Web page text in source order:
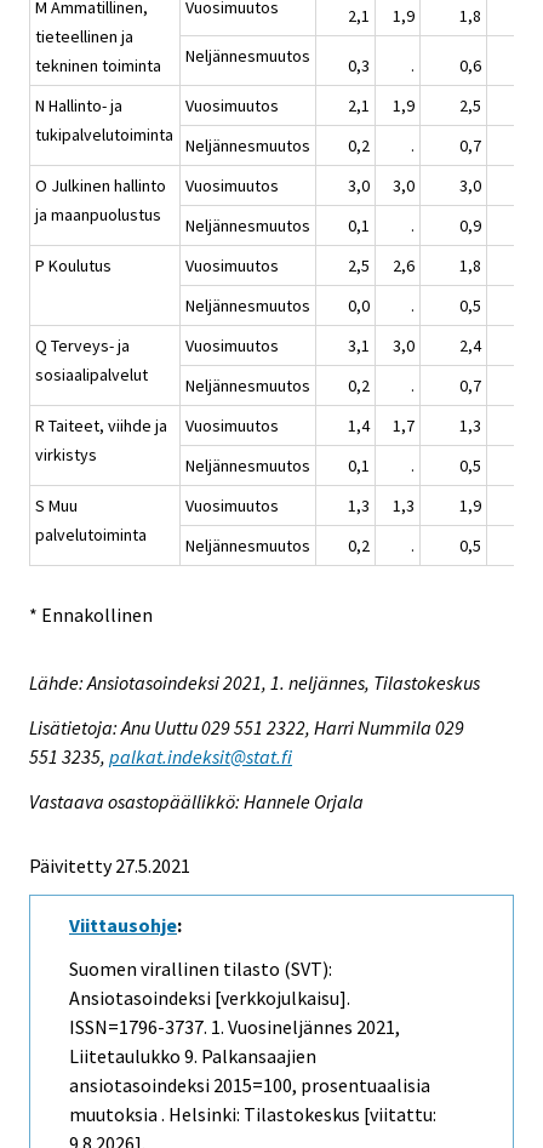
M Ammatillinen,
tieteellinen ja
tekninen toiminta
Vuosimuutos 2,1 1,9 1,8
Neljännesmuutos
0,3 . 0,6
N Hallinto- ja
tukipalvelutoiminta
Vuosimuutos 2,1 1,9 2,5
Neljännesmuutos
0,2 . 0,7
O Julkinen hallinto
ja maanpuolustus
Vuosimuutos 3,0 3,0 3,0
Neljännesmuutos
0,1 . 0,9
P Koulutus
Vuosimuutos 2,5 2,6 1,8
Neljännesmuutos
0,0 . 0,5
Q Terveys- ja
sosiaalipalvelut
Vuosimuutos 3,1 3,0 2,4
Neljännesmuutos
0,2 . 0,7
R Taiteet, viihde ja
virkistys
Vuosimuutos 1,4 1,7 1,3
Neljännesmuutos
0,1 . 0,5
S Muu
palvelutoiminta
Vuosimuutos 1,3 1,3 1,9
Neljännesmuutos
0,2 . 0,5
* Ennakollinen
Lähde: Ansiotasoindeksi 2021, 1. neljännes, Tilastokeskus
Lisätietoja: Anu Uuttu 029 551 2322, Harri Nummila 029
551 3235, palkat.indeksit@stat.fi
Vastaava osastopäällikkö: Hannele Orjala
Päivitetty 27.5.2021
Viittausohje:
Suomen virallinen tilasto (SVT):
Ansiotasoindeksi [verkkojulkaisu].
ISSN=1796-3737. 1. Vuosineljännes 2021,
Liitetaulukko 9. Palkansaajien
ansiotasoindeksi 2015=100, prosentuaalisia
muutoksia . Helsinki: Tilastokeskus [viitattu: